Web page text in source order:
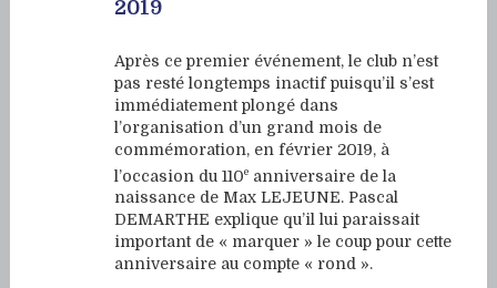
2019
Après ce premier événement, le club n’est
pas resté longtemps inactif puisqu’il s’est
immédiatement plongé dans
l’organisation d’un grand mois de
commémoration, en février 2019, à
l’occasion du 110eanniversaire de la
naissance de Max LEJEUNE. Pascal
DEMARTHE explique qu’il lui paraissait
important de « marquer » le coup pour cette
anniversaire au compte « rond ».